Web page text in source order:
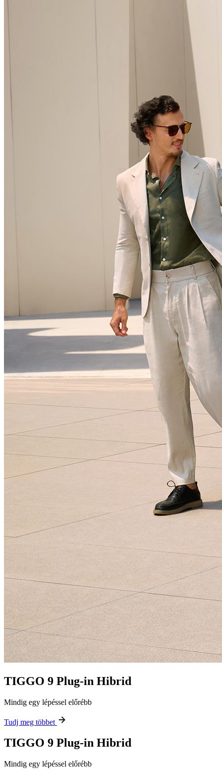
TIGGO 9 Plug-in Hibrid
Mindig egy lépéssel előrébb
Tudj meg többet
TIGGO 9 Plug-in Hibrid
Mindig egy lépéssel előrébb